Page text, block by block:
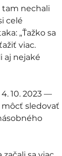
tam nechali
celé
„Ťažko sa
viac.
aj nejaké
10. 2023 —
môcť sledovať